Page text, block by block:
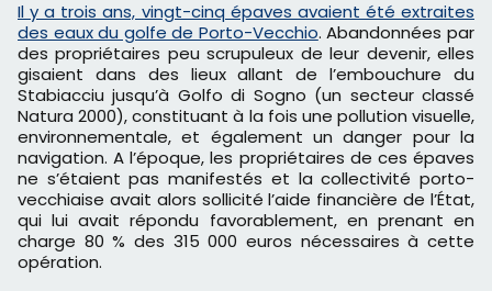
Il y a trois ans, vingt-cinq épaves avaient été extraites
des eaux du golfe de Porto-Vecchio. Abandonnées par
des propriétaires peu scrupuleux de leur devenir, elles
gisaient dans des lieux allant de l’embouchure du
Stabiacciu jusqu’à Golfo di Sogno (un secteur classé
Natura 2000), constituant à la fois une pollution visuelle,
environnementale, et également un danger pour la
navigation. A l’époque, les propriétaires de ces épaves
ne s’étaient pas manifestés et la collectivité porto-
vecchiaise avait alors sollicité l’aide financière de l’État,
qui lui avait répondu favorablement, en prenant en
charge 80 % des 315 000 euros nécessaires à cette
opération.